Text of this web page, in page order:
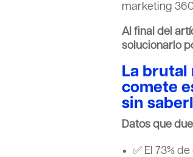
marketing
Al final del
solucionarlo
La brutal
comete
sin
Datos que
✅ El 73%